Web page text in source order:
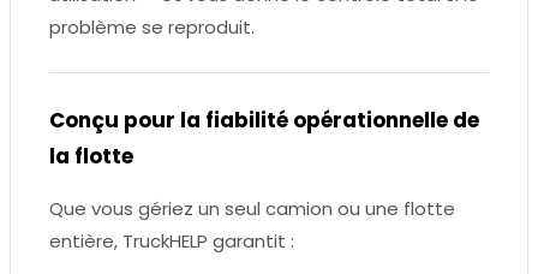
problème se reproduit.
Conçu pour la fiabilité opérationnelle de
la flotte
Que vous gériez un seul camion ou une flotte
entière, TruckHELP garantit :